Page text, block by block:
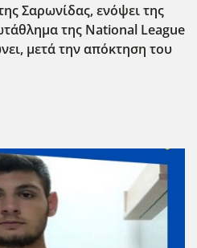
Σαρωνίδας, ενόψει της
της National League
μετά την απόκτηση του